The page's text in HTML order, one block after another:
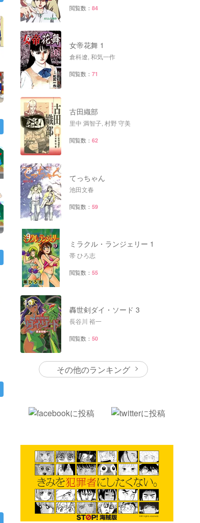
閲覧数： 84
6
女帝花舞 1
倉科遼, 和気一作
閲覧数： 71
7
古田織部
里中 満智子, 村野 守美
閲覧数： 62
8
てっちゃん
池田文春
閲覧数： 59
9
ミラクル・ランジェリー 1
帯 ひろ志
閲覧数： 55
10
轟世剣ダイ・ソード 3
長谷川 裕一
閲覧数： 50
その他のランキング